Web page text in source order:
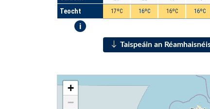
Teocht
i
17ºC
16ºC
16ºC
16ºC
Taispeáin an
+
−